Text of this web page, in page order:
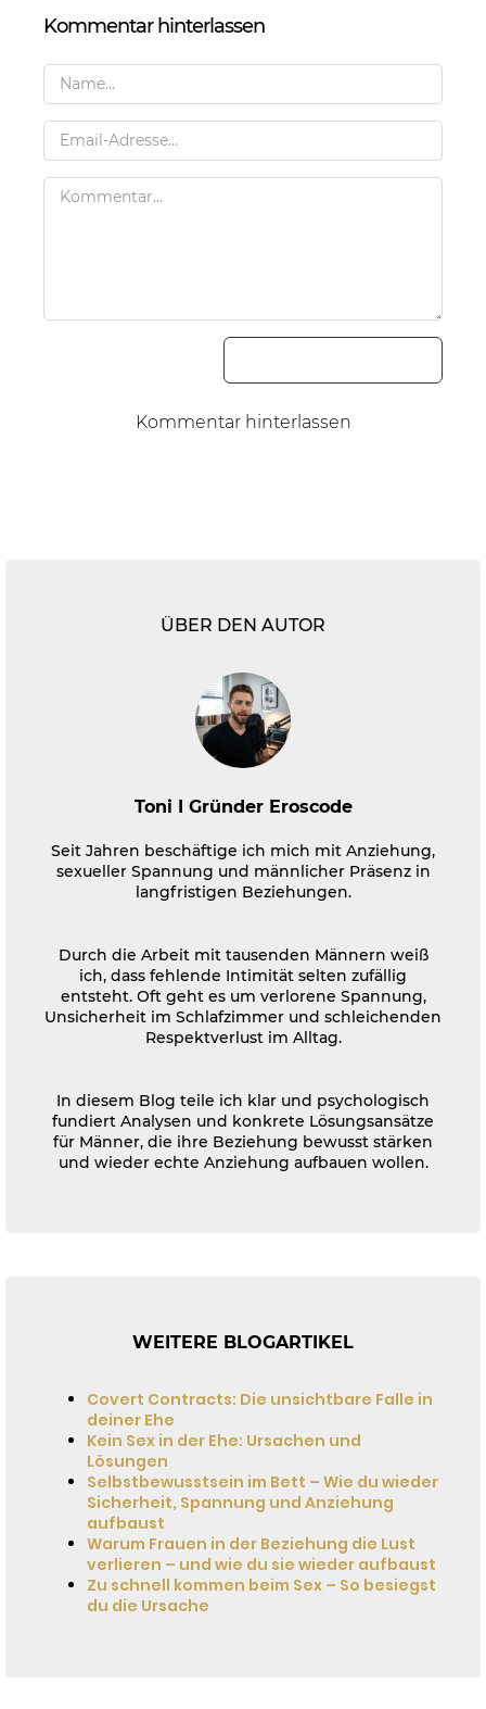
Kommentar hinterlassen
Kommentar hinterlassen
ÜBER DEN AUTOR
Toni I Gründer Eroscode
Seit Jahren beschäftige ich mich mit Anziehung,
sexueller Spannung und männlicher Präsenz in
langfristigen Beziehungen.
Durch die Arbeit mit tausenden Männern weiß
ich, dass fehlende Intimität selten zufällig
entsteht. Oft geht es um verlorene Spannung,
Unsicherheit im Schlafzimmer und schleichenden
Respektverlust im Alltag.
In diesem Blog teile ich klar und psychologisch
fundiert Analysen und konkrete Lösungsansätze
für Männer, die ihre Beziehung bewusst stärken
und wieder echte Anziehung aufbauen wollen.
WEITERE BLOGARTIKEL
Covert Contracts: Die unsichtbare Falle in
deiner Ehe
Kein Sex in der Ehe: Ursachen und
Lösungen
Selbstbewusstsein im Bett – Wie du wieder
Sicherheit, Spannung und Anziehung
aufbaust
Warum Frauen in der Beziehung die Lust
verlieren – und wie du sie wieder aufbaust
Zu schnell kommen beim Sex – So besiegst
du die Ursache